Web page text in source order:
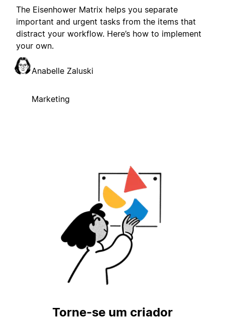
The Eisenhower Matrix helps you separate
important and urgent tasks from the items that
distract your workflow. Here’s how to implement
your own.
Anabelle Zaluski
Marketing
Torne-se um criador